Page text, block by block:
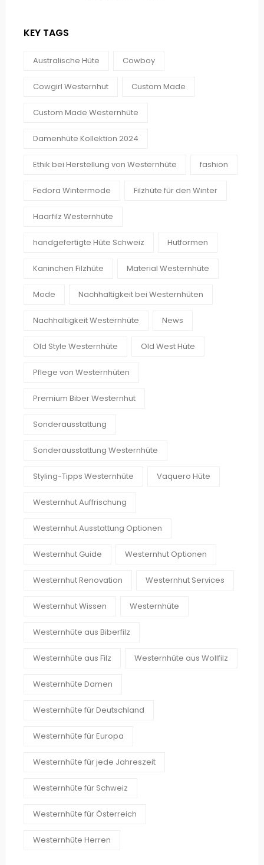
KEY TAGS
Australische Hüte Cowboy
Cowgirl Westernhut Custom Made
Custom Made Westernhüte
Damenhüte Kollektion 2024
Ethik bei Herstellung von Westernhüte fashion
Fedora Wintermode Filzhüte für den Winter
Haarfilz Westernhüte
handgefertigte Hüte Schweiz Hutformen
Kaninchen Filzhüte Material Westernhüte
Mode Nachhaltigkeit bei Westernhüten
Nachhaltigkeit Westernhüte News
Old Style Westernhüte Old West Hüte
Pflege von Westernhüten
Premium Biber Westernhut
Sonderausstattung
Sonderausstattung Westernhüte
Styling-Tipps Westernhüte Vaquero Hüte
Westernhut Auffrischung
Westernhut Ausstattung Optionen
Westernhut Guide Westernhut Optionen
Westernhut Renovation Westernhut Services
Westernhut Wissen Westernhüte
Westernhüte aus Biberfilz
Westernhüte aus Filz Westernhüte aus Wollfilz
Westernhüte Damen
Westernhüte für Deutschland
Westernhüte für Europa
Westernhüte für jede Jahreszeit
Westernhüte für Schweiz
Westernhüte für Österreich
Westernhüte Herren